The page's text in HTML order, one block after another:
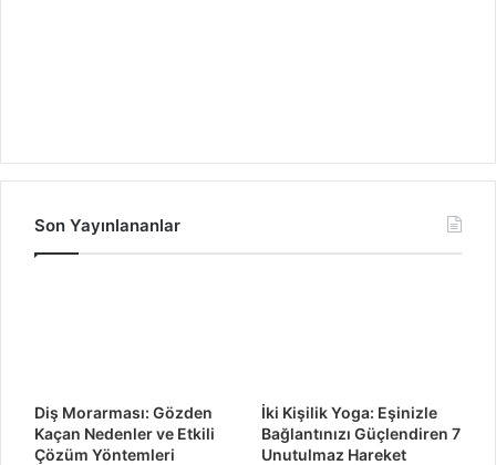
Son Yayınlananlar
Diş Morarması: Gözden
Kaçan Nedenler ve Etkili
Çözüm Yöntemleri
İki Kişilik Yoga: Eşinizle
Bağlantınızı Güçlendiren 7
Unutulmaz Hareket